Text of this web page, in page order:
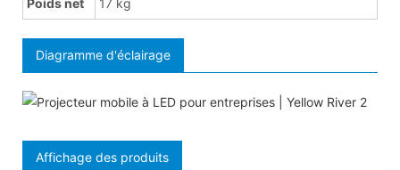
Diagramme d'éclairage
Affichage des produits